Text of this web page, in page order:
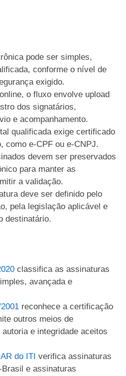
pode ser simples,
conforme o nível de
exigido.
o fluxo envolve upload
dos signatários,
e acompanhamento.
qualificada exige certificado
como e-CPF ou e-CNPJ.
devem ser preservados
para manter as
a validação.
deve ser definido pelo
pela legislação aplicável e
destinatário.
classifica as assinaturas
avançada e
reconhece a certificação
outros meios de
e integridade aceitos
do ITI verifica assinaturas
e assinaturas